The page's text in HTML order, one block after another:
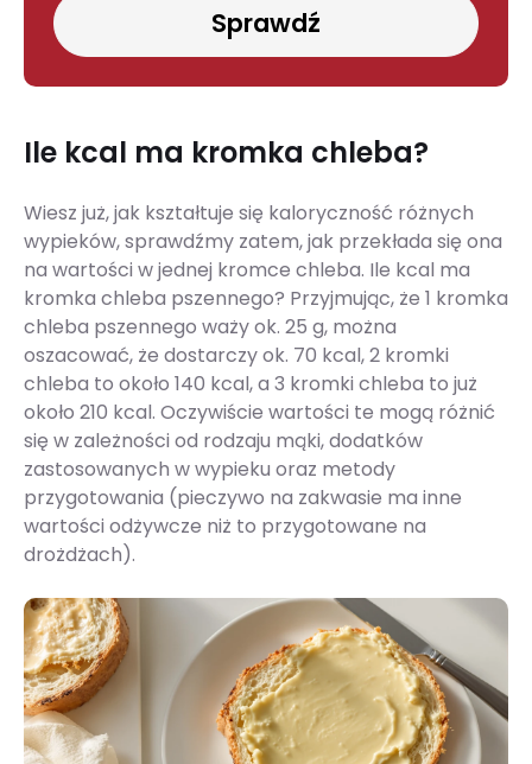
Sprawdź
Ile kcal ma kromka chleba?
Wiesz już, jak kształtuje się kaloryczność różnych
wypieków, sprawdźmy zatem, jak przekłada się ona
na wartości w jednej kromce chleba. Ile kcal ma
kromka chleba pszennego? Przyjmując, że 1 kromka
chleba pszennego waży ok. 25 g, można
oszacować, że dostarczy ok. 70 kcal, 2 kromki
chleba to około 140 kcal, a 3 kromki chleba to już
około 210 kcal. Oczywiście wartości te mogą różnić
się w zależności od rodzaju mąki, dodatków
zastosowanych w wypieku oraz metody
przygotowania (pieczywo na zakwasie ma inne
wartości odżywcze niż to przygotowane na
drożdżach).